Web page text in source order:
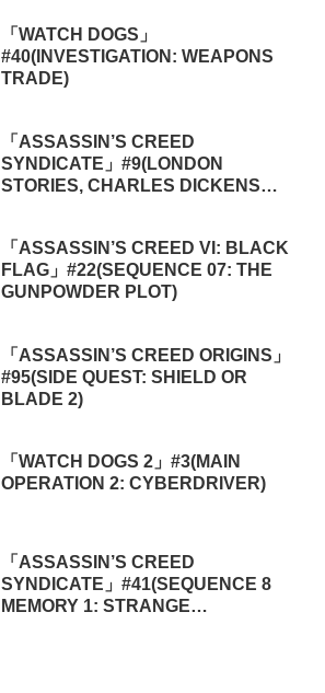
「WATCH DOGS」
#40(INVESTIGATION: WEAPONS
TRADE)
「ASSASSIN’S CREED
SYNDICATE」#9(LONDON
STORIES, CHARLES DICKENS
「ASSASSIN’S CREED VI: BLACK
FLAG」#22(SEQUENCE 07: THE
GUNPOWDER PLOT)
「ASSASSIN’S CREED ORIGINS」
#95(SIDE QUEST: SHIELD OR
BLADE 2)
「WATCH DOGS 2」#3(MAIN
OPERATION 2: CYBERDRIVER)
「ASSASSIN’S CREED
SYNDICATE」#41(SEQUENCE 8
MEMORY 1: STRANGE